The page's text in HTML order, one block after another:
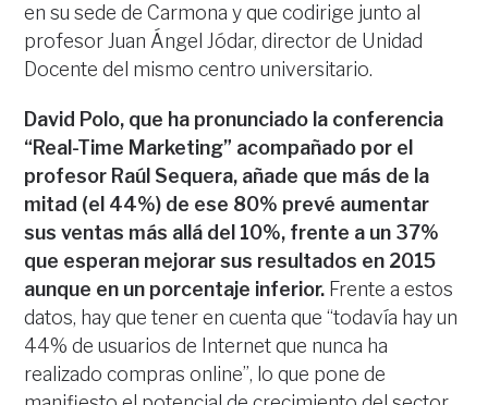
en su sede de Carmona y que codirige junto al
profesor Juan Ángel Jódar, director de Unidad
Docente del mismo centro universitario.
David Polo, que ha pronunciado la conferencia
“Real-Time Marketing” acompañado por el
profesor Raúl Sequera, añade que más de la
mitad (el 44%) de ese 80% prevé aumentar
sus ventas más allá del 10%, frente a un 37%
que esperan mejorar sus resultados en 2015
aunque en un porcentaje inferior. Frente a estos
datos, hay que tener en cuenta que “todavía hay un
44% de usuarios de Internet que nunca ha
realizado compras online”, lo que pone de